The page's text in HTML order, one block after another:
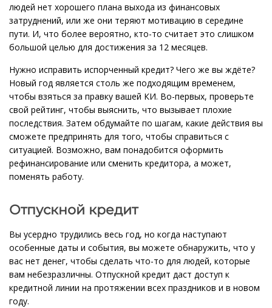
людей нет хорошего плана выхода из финансовых
затруднений, или же они теряют мотивацию в середине
пути. И, что более вероятно, кто-то считает это слишком
большой целью для достижения за 12 месяцев.
Нужно исправить испорченный кредит? Чего же вы ждёте?
Новый год является столь же подходящим временем,
чтобы взяться за правку вашей КИ. Во-первых, проверьте
свой рейтинг, чтобы выяснить, что вызывает плохие
последствия. Затем обдумайте по шагам, какие действия вы
сможете предпринять для того, чтобы справиться с
ситуацией. Возможно, вам понадобится оформить
рефинансирование или сменить кредитора, а может,
поменять работу.
Отпускной кредит
Вы усердно трудились весь год, но когда наступают
особенные даты и события, вы можете обнаружить, что у
вас нет денег, чтобы сделать что-то для людей, которые
вам небезразличны. Отпускной кредит даст доступ к
кредитной линии на протяжении всех праздников и в новом
году.